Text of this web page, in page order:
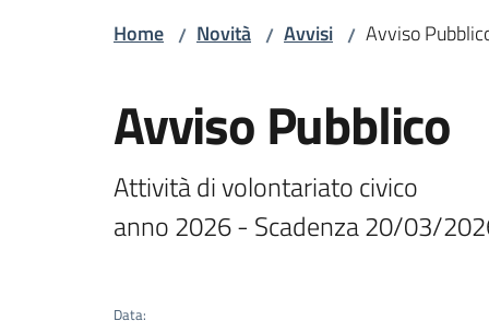
Home / Novità / Avvisi / Avviso
Avviso Pubblico
Attività di volontariato civico
anno 2026 - Scadenza 20/03/
Data: